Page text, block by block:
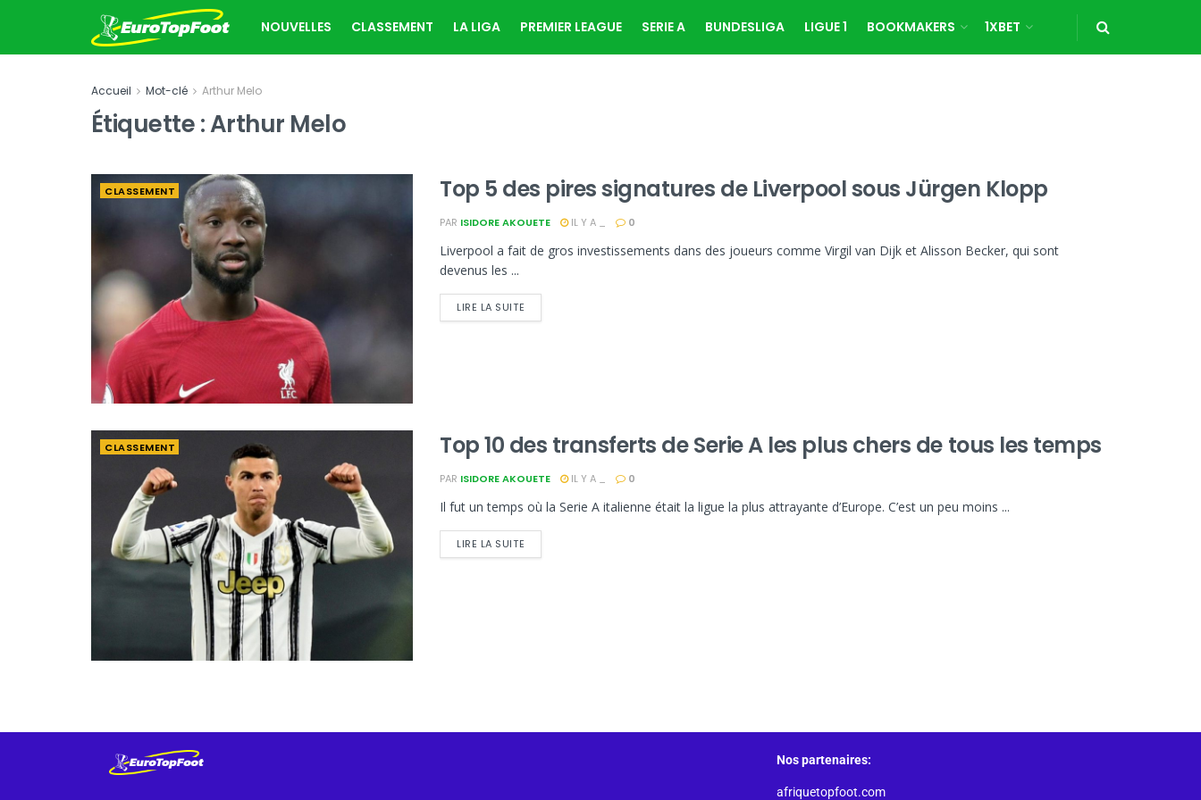
NOUVELLES CLASSEMENT LA LIGA PREMIER LEAGUE SERIE A BUNDESLIGA LIGUE 1 BOOKMAKERS 1XBET
Accueil Mot-clé Arthur Melo
Étiquette :Arthur Melo
CLASSEMENT Top 5 des pires signatures de Liverpool sous Jürgen Klopp
PAR ISIDORE AKOUETE IL Y A _ 0
Liverpool a fait de gros investissements dans des joueurs comme Virgil van Dijk et Alisson Becker, qui sont
devenus les ...
LIRE LA SUITE
CLASSEMENT Top 10 des transferts de Serie A les plus chers de tous les temps
PAR ISIDORE AKOUETE IL Y A _ 0
Il fut un temps où la Serie A italienne était la ligue la plus attrayante d’Europe. C’est un peu moins ...
LIRE LA SUITE
Nos partenaires:
afriquetopfoot.com